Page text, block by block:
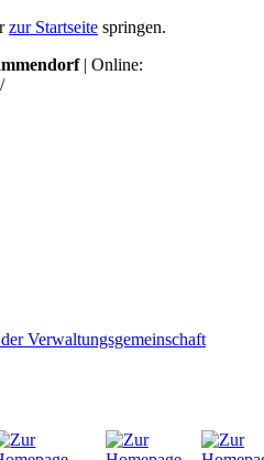
zur Startseite springen.
| Online: